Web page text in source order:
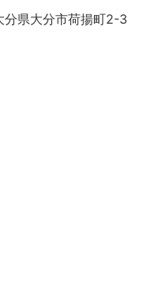
分県大分市荷揚町2-3